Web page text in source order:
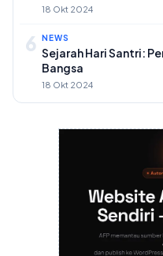
18 Okt 2024
6 NEWS
Sejarah Hari Santri:
Bangsa
18 Okt 2024